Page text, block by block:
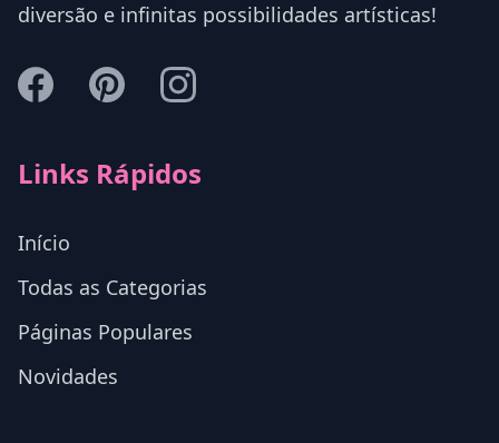
diversão e infinitas possibilidades artísticas!
Links Rápidos
Início
Todas as Categorias
Páginas Populares
Novidades